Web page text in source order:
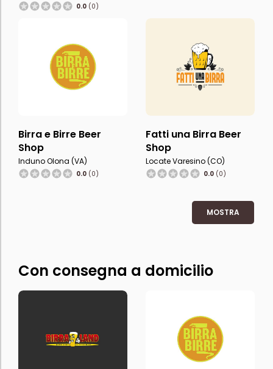
0.0 (0)
Birra e Birre Beer
Shop
Induno Olona (VA)
0.0 (0)
Fatti una Birra Beer
Shop
Locate Varesino (CO)
0.0 (0)
MOSTRA
Con consegna a domicilio